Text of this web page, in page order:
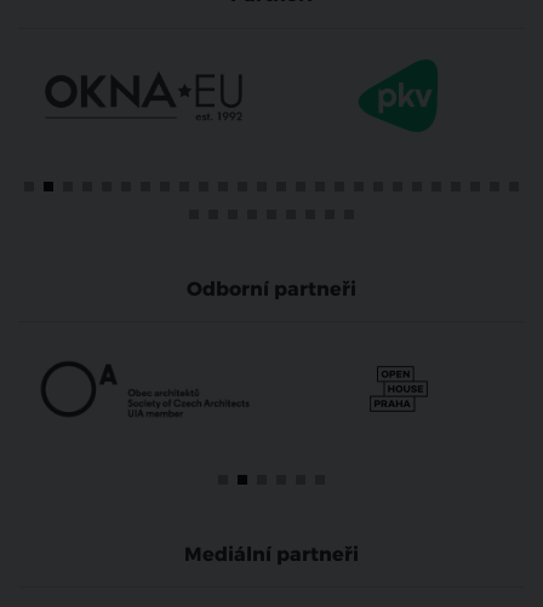
Odborní partneři
Mediální partneři